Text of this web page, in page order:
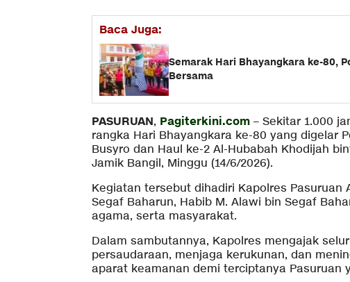
Baca Juga:
Semarak Hari Bhayangkara ke-80,
Bersama
PASURUAN, Pagiterkini.com – Sekitar 1.000
rangka Hari Bhayangkara ke-80 yang digelar
Busyro dan Haul ke-2 Al-Hubabah Khodijah
Jamik Bangil, Minggu (14/6/2026).
Kegiatan tersebut dihadiri Kapolres Pasuruan
Segaf Baharun, Habib M. Alawi bin Segaf
agama, serta masyarakat.
Dalam sambutannya, Kapolres mengajak
persaudaraan, menjaga kerukunan, dan
aparat keamanan demi terciptanya Pasuruan